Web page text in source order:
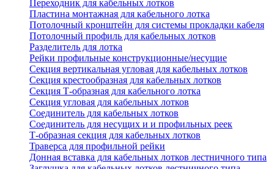
Переходник для кабельных лотков
Пластина монтажная для кабельного лотка
Потолочный кронштейн для системы прокладки кабеля
Потолочный профиль для кабельных лотков
Разделитель для лотка
Рейки профильные конструкционные/несущие
Секция вертикальная угловая для кабельных лотков
Секция крестообразная для кабельных лотков
Секция Т-образная для кабельного лотка
Секция угловая для кабельных лотков
Соединитель для кабельных лотков
Соединитель для несущих и и профильных реек
Т-образная секция для кабельных лотков
Траверса для профильной рейки
Донная вставка для кабельных лотков лестничного типа